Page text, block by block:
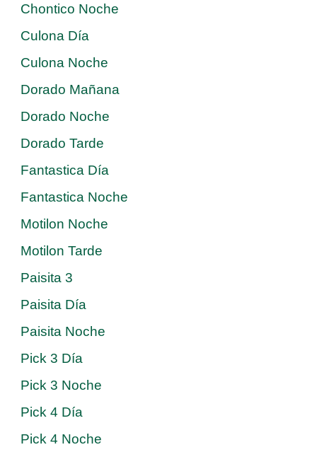
Chontico Noche
Culona Día
Culona Noche
Dorado Mañana
Dorado Noche
Dorado Tarde
Fantastica Día
Fantastica Noche
Motilon Noche
Motilon Tarde
Paisita 3
Paisita Día
Paisita Noche
Pick 3 Día
Pick 3 Noche
Pick 4 Día
Pick 4 Noche